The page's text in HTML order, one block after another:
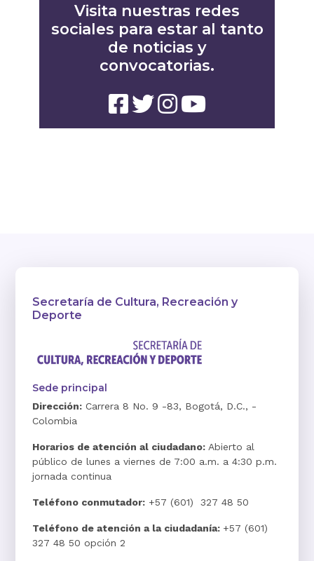
Visita nuestras redes
sociales para estar al tanto
de noticias y
convocatorias.
Secretaría de Cultura, Recreación y
Deporte
Sede principal
Dirección: Carrera 8 No. 9 -83, Bogotá, D.C., -
Colombia
Horarios de atención al ciudadano: Abierto al
público de lunes a viernes de 7:00 a.m. a 4:30 p.m.
jornada continua
Teléfono conmutador: +57 (601) 327 48 50
Teléfono de atención a la ciudadanía: +57 (601)
327 48 50 opción 2